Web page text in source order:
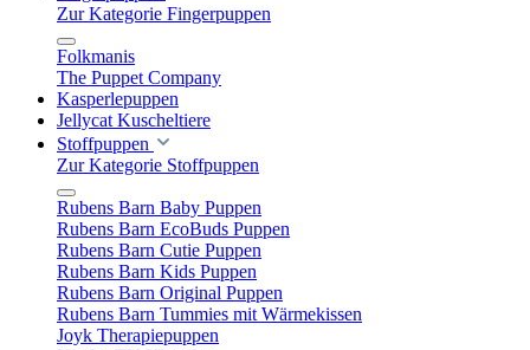
Zur Kategorie Fingerpuppen
Folkmanis
The Puppet Company
Kasperlepuppen
Jellycat Kuscheltiere
Stoffpuppen
Zur Kategorie Stoffpuppen
Rubens Barn Baby Puppen
Rubens Barn EcoBuds Puppen
Rubens Barn Cutie Puppen
Rubens Barn Kids Puppen
Rubens Barn Original Puppen
Rubens Barn Tummies mit Wärmekissen
Joyk Therapiepuppen